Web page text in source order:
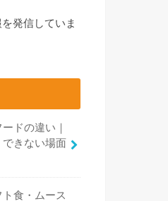
発信していま
ドの違い｜
きない場面
食・ムース